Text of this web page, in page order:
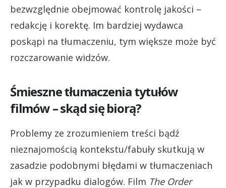
bezwzględnie obejmować kontrolę jakości –
redakcję i korektę. Im bardziej wydawca
poskąpi na tłumaczeniu, tym większe może być
rozczarowanie widzów.
Śmieszne tłumaczenia tytułów
filmów – skąd się biorą?
Problemy ze zrozumieniem treści bądź
nieznajomością kontekstu/fabuły skutkują w
zasadzie podobnymi błędami w tłumaczeniach
jak w przypadku dialogów. Film The Order